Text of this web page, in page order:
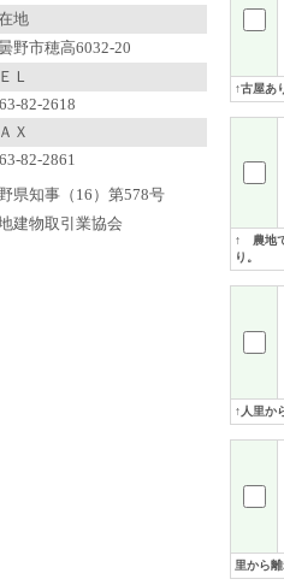
地
野市穂高6032-20
Ｌ
82-2618
Ｘ
82-2861
県知事（16）第578号
建物取引業協会
↑古屋あ
↑ 農地
り。
↑人里か
里から